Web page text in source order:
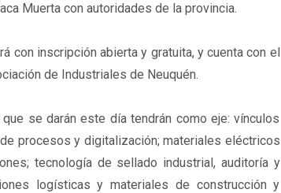
Muerta con autoridades de la provincia.
con inscripción abierta y gratuita, y cuenta con el
de Industriales de Neuquén.
se darán este día tendrán como eje: vínculos
procesos y digitalización; materiales eléctricos
tecnología de sellado industrial, auditoría y
logísticas y materiales de construcción y